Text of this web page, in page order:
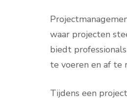
waar projecten
biedt
te voeren en af te
Tijdens een